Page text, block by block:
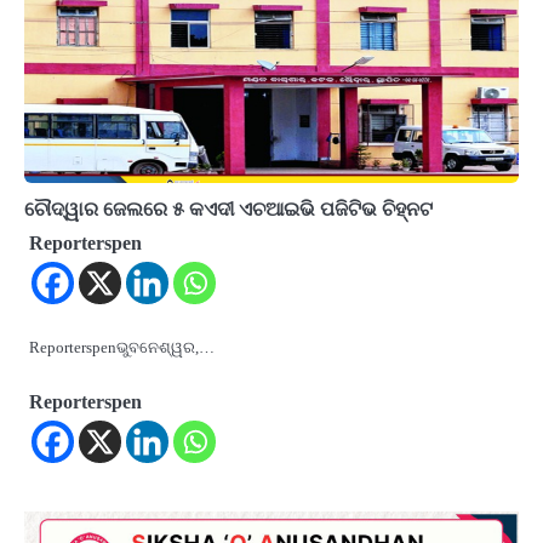
ଚୌଦ୍ୱାର ଜେଲରେ ୫ କଏଦୀ ଏଚଆଇଭି ପଜିଟିଭ ଚିହ୍ନଟ
Reporterspen
Reporterspenଭୁବନେଶ୍ୱର,…
Reporterspen